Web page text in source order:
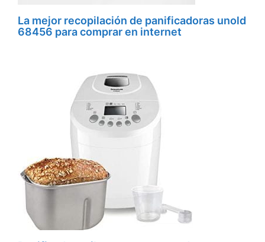
La mejor recopilación de panificadoras unold
68456 para comprar en internet